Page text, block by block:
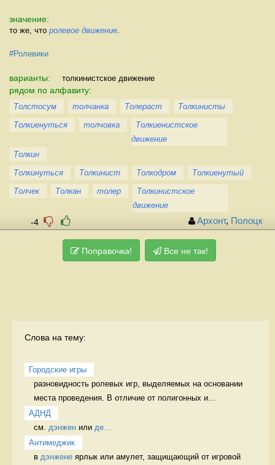
значение:
то же, что ролевое движение
#Ролевики
варианты: толкинистское движение
рядом по алфавиту:
Толстосум толчанка Толераст
Толкинисты
Толкиенуться
толчовка
Толкиенистское
движение
Толкин
Толкинуться
Толкинист Толкодром
Толкиенутый
Толчек
Толкан толер
Толкинистское
движение
-4 Архонт, Полоцк
Поправочка! Все не так!
Слова на тему:
Городские игры
разновидность ролевых игр, выделяемых на основании
места проведения. В отличие от полигонных и...
АДНД
см. дэнжен или де...
Антимеджик
в дэнжене ярлык или амулет, защищающий от игровой